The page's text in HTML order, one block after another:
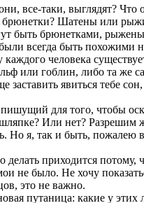
таки, выглядят? Что
брюнетки? Шатены или
быть брюнетками,
всегда быть похожими
человека
или гоблин, либо та же
явиться тебе
для того, чтобы
Или нет?
Но я, так и быть,
приходится
не было. Не хочу
это не важно.
путаница: какие у